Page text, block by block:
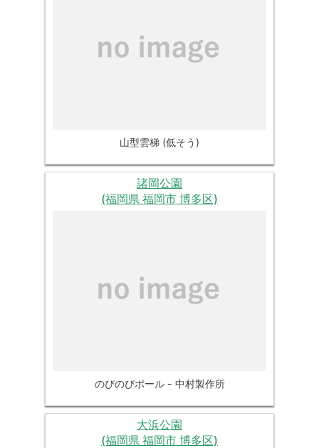
山型雲梯 (低そう)
諸岡公園
(福岡県 福岡市 博多区)
のびのびポール - 中村製作所
大浜公園
(福岡県 福岡市 博多区)